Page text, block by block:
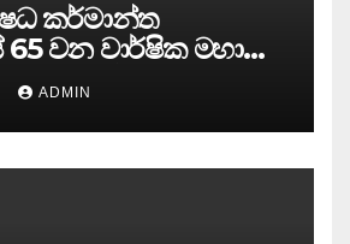
කර්මාන්ත
වන වාර්ෂික මහා
නියෝජ්‍ය
ප්‍රධානත්වයෙන්……
ADMIN